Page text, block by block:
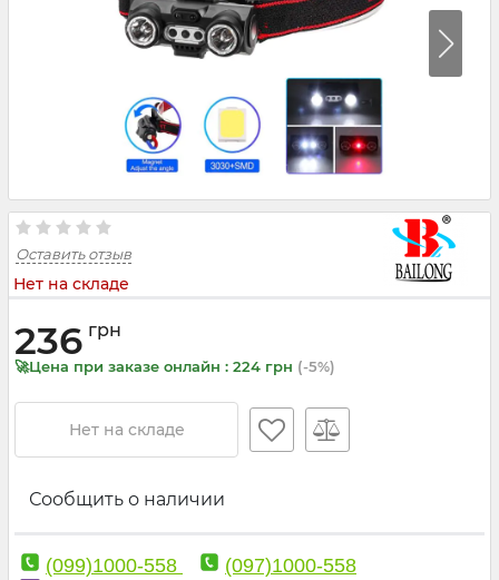
Оставить отзыв
Нет на складе
236 грн
🚀Цена при заказе онлайн : 224 грн (-5%)
Нет на складе
Сообщить о наличии
(099)1000-558
(097)1000-558